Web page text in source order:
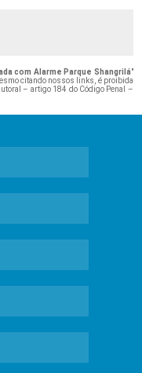
com Alarme Parque Shangrilá"
citando nossos links, é proibida
– artigo 184 do Código Penal –